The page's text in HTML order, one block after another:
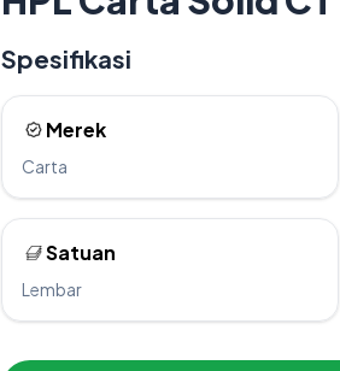
Spesifikasi
Merek
Carta
Satuan
Lembar